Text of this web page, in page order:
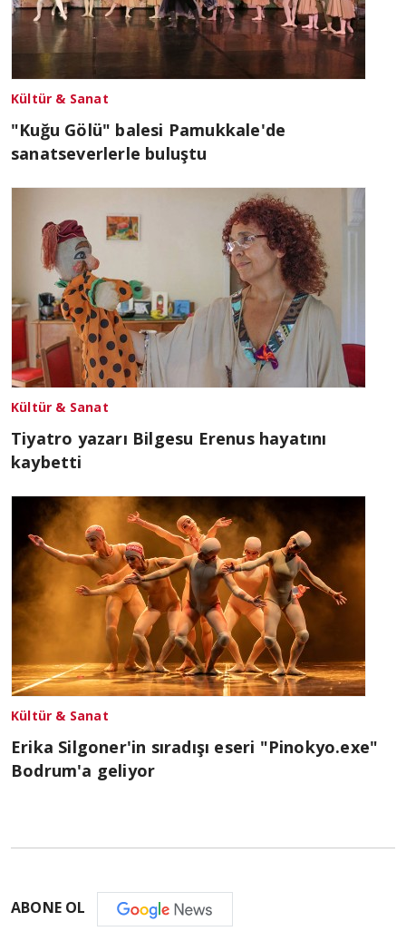
Kültür & Sanat
"Kuğu Gölü" balesi Pamukkale'de
sanatseverlerle buluştu
Kültür & Sanat
Tiyatro yazarı Bilgesu Erenus hayatını
kaybetti
Kültür & Sanat
Erika Silgoner'in sıradışı eseri "Pinokyo.exe"
Bodrum'a geliyor
ABONE OL